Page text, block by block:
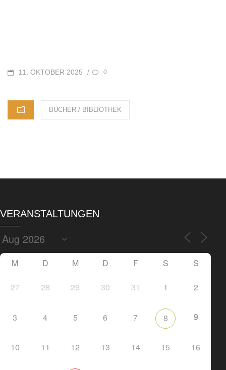
POSTED
11. OKTOBER 2025 / 0
CATEGORIES
BÜCHER / BIBLIOTHEK
VERANSTALTUNGEN
M D M D F S S
27 28 29 30 31 1 2
3 4 5 6 7 8 9
10 11 12 13 14 15 16